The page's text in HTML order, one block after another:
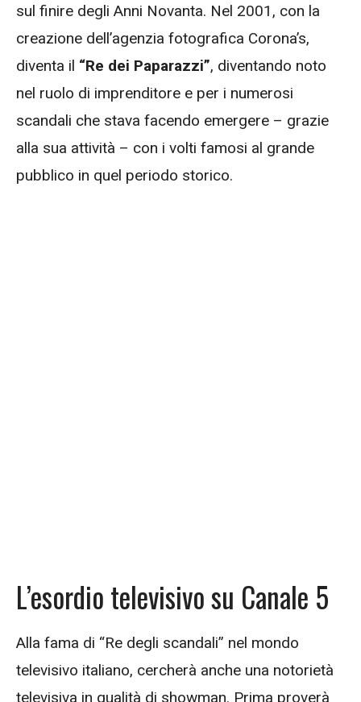
sul finire degli Anni Novanta. Nel 2001, con la
creazione dell’agenzia fotografica Corona’s,
diventa il “Re dei Paparazzi”, diventando noto
nel ruolo di imprenditore e per i numerosi
scandali che stava facendo emergere – grazie
alla sua attività – con i volti famosi al grande
pubblico in quel periodo storico.
L’esordio televisivo su Canale 5
Alla fama di “Re degli scandali” nel mondo
televisivo italiano, cercherà anche una notorietà
televisiva in qualità di showman. Prima proverà